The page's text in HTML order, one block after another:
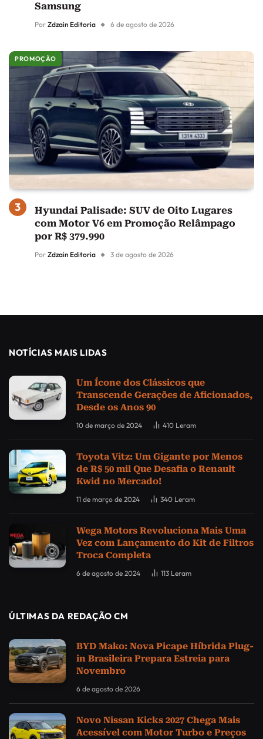
Samsung
Por Zdzain Editoria 6 de agosto de 2026
PROMOÇÃO
Hyundai Palisade: SUV de Oito Lugares
com Motor V6 em Promoção Relâmpago
por R$ 379.990
Por Zdzain Editoria 3 de agosto de 2026
NOTÍCIAS MAIS LIDAS
Um Ícone dos Clássicos que
Transcende Gerações de Aficionados,
Desde os Anos 90
10 de março de 2024 410 Leram
Toyota Vitz: Um Gigante por Menos
de R$ 50 mil Que Desafia o Renault
Kwid no Mercado!
11 de março de 2024 340 Leram
Wega Motors Revoluciona Mais Uma
Vez com Lançamento do Kit de Filtros
Troca Completa
6 de agosto de 2024 113 Leram
ÚLTIMAS DA REDAÇÃO CM
BYD Mako: Nova Picape Híbrida Plug-
in Brasileira Prepara Estreia para
Novembro
6 de agosto de 2026
Novo Nissan Kicks 2027 Chega Mais
Acessível com Motor Turbo e Preços